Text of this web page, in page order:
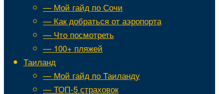
— Мой гайд по Сочи
— Как добраться от аэропорта
— Что посмотреть
— 100+ пляжей
Таиланд
— Мой гайд по Таиланду
— ТОП-5 страховок